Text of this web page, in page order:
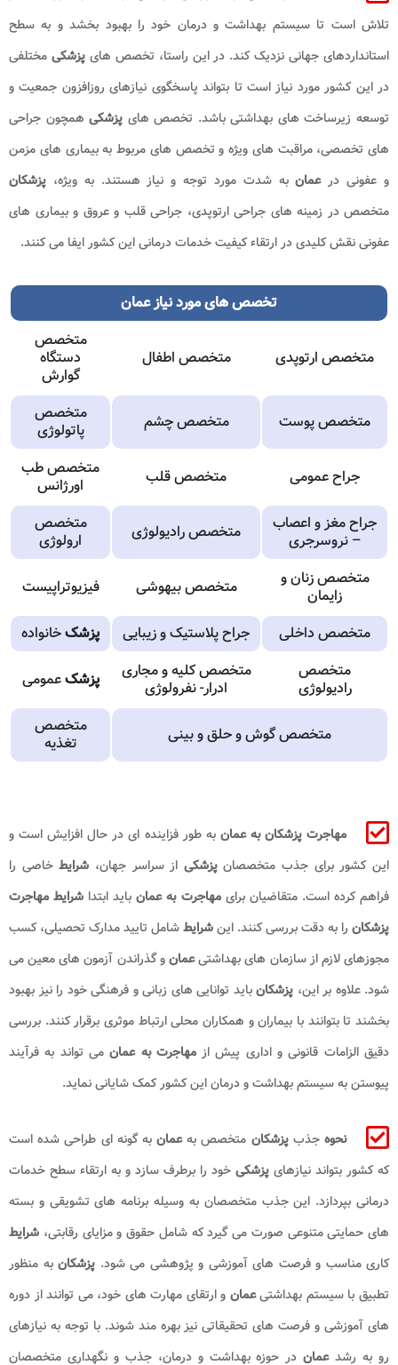
تلاش است تا سیستم بهداشت و درمان خود را بهبود بخشد و به سطح
استانداردهای جهانی نزدیک کند. در این راستا، تخصص هایپزشکی مختلفی
در این کشور مورد نیاز است تا بتواند پاسخگوی نیازهای روزافزون جمعیت و
توسعه زیرساخت های بهداشتی باشد. تخصص های پزشکی همچون جراحی
های تخصصی، مراقبت های ویژه و تخصص های مربوط به بیماری های مزمن
و عفونی درعمانبه شدت مورد توجه و نیاز هستند. به ویژه، پزشکان
متخصص در زمینه های جراحی ارتوپدی، جراحی قلب و عروق و بیماری های
عفونی نقش کلیدی در ارتقاء کیفیت خدمات درمانی این کشور ایفا می کنند.
تخصص های مورد نیازعمان
متخصص ارتوپدی متخصص اطفال
متخصص
دستگاه
گوارش
متخصص پوست متخصص چشم
متخصص
پاتولوژی
جراح عمومی متخصص قلب
متخصص طب
اورژانس
جراح مغز و اعصاب
– نروسرجری
متخصص رادیولوژی
متخصص
ارولوژی
متخصص زنان و
زایمان
متخصص بیهوشی فیزیوتراپیست
متخصص داخلی جراح پلاستیک و زیبایی پزشکخانواده
متخصص
رادیولوژی
متخصص کلیه و مجاری
ادرار- نفرولوژی
پزشکعمومی
متخصص گوش و حلق و بینی
متخصص
تغذیه
مهاجرت پزشکان به عمان به طور فزاینده ای در حال افزایش است و
این کشور برای جذب متخصصانپزشکی از سراسر جهان، شرایطخاصی را
فراهم کرده است. متقاضیان برایمهاجرت به عمان باید ابتدا شرایط مهاجرت
پزشکان را به دقت بررسی کنند. اینشرایطشامل تایید مدارک تحصیلی، کسب
مجوزهای لازم از سازمان های بهداشتیعمانو گذراندن آزمون های معین می
شود. علاوه بر این، پزشکانباید توانایی های زبانی و فرهنگی خود را نیز بهبود
بخشند تا بتوانند با بیماران و همکاران محلی ارتباط موثری برقرار کنند. بررسی
دقیق الزامات قانونی و اداری پیش ازمهاجرت به عمانمی تواند به فرآیند
پیوستن به سیستم بهداشت و درمان این کشور کمک شایانی نماید.
نحوهجذبپزشکان متخصص بهعمانبه گونه ای طراحی شده است
که کشور بتواند نیازهای پزشکی خود را برطرف سازد و به ارتقاء سطح خدمات
درمانی بپردازد. این جذب متخصصان به وسیله برنامه های تشویقی و بسته
های حمایتی متنوعی صورت می گیرد که شامل حقوق و مزایای رقابتی، شرایط
کاری مناسب و فرصت های آموزشی و پژوهشی می شود. پزشکانبه منظور
تطبیق با سیستم بهداشتیعمان و ارتقای مهارت های خود، می توانند از دوره
های آموزشی و فرصت های تحقیقاتی نیز بهره مند شوند. با توجه به نیازهای
رو به رشدعمان در حوزه بهداشت و درمان، جذب و نگهداری متخصصان